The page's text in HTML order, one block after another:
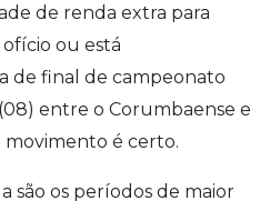
de renda extra para
ou está
de final de campeonato
entre o Corumbaense e
é certo.
são os períodos de maior